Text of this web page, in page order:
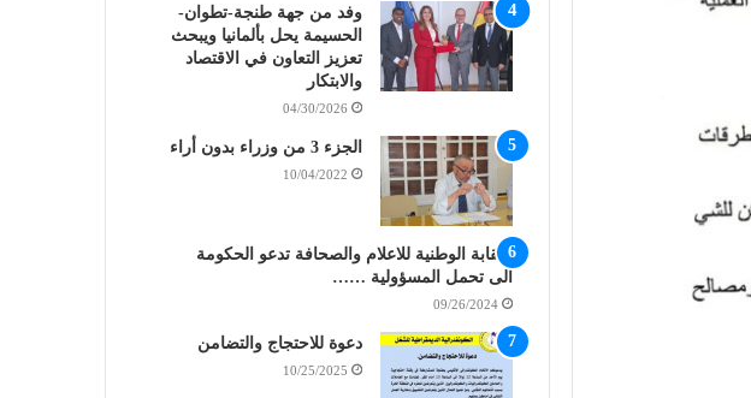
وفد من جهة طنجة-تطوان-
الحسيمة يحل بألمانيا ويبحث
تعزيز التعاون في الاقتصاد
والابتكار
04/30/2026
الجزء 3 من وزراء بدون أراء
10/04/2022
النقابة الوطنية للاعلام والصحافة تدعو الحكومة
الى تحمل المسؤولية ……
09/26/2024
دعوة للاحتجاج والتضامن
10/25/2025